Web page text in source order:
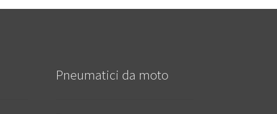
Pneumatici da moto